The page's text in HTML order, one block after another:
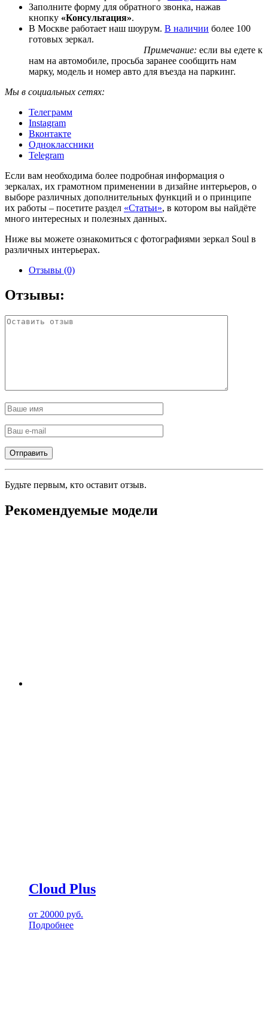
Заполните форму для обратного звонка, нажав
кнопку «Консультация».
В Москве работает наш шоурум. В наличии более 100
готовых зеркал.
Примечание: если вы едете к
нам на автомобиле, просьба заранее сообщить нам
марку, модель и номер авто для въезда на паркинг.
Мы в социальных сетях:
Телеграмм
Instagram
Вконтакте
Одноклассники
Telegram
Если вам необходима более подробная информация о
зеркалах, их грамотном применении в дизайне интерьеров, о
выборе различных дополнительных функций и о принципе
их работы – посетите раздел «Статьи», в котором вы найдёте
много интересных и полезных данных.
Ниже вы можете ознакомиться с фотографиями зеркал Soul в
различных интерьерах.
Отзывы (0)
Отзывы:
Будьте первым, кто оставит отзыв.
Рекомендуемые модели
Cloud Plus
от 20000 руб.
Подробнее